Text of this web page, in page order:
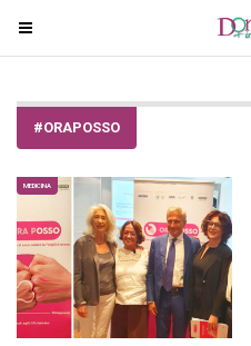
T
o
g
n
v
i
g
a
#ORAPOSSO
MEDICINA